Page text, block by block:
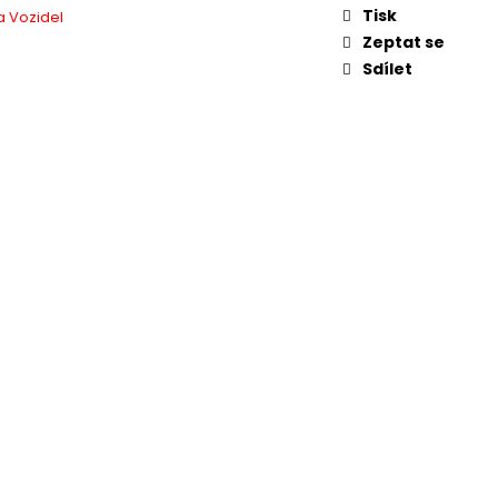
Vozidel
Tisk
Zeptat se
Sdílet
TSI 110KW DSG
MAJITELI